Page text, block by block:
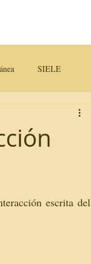
SIELE
escrita del